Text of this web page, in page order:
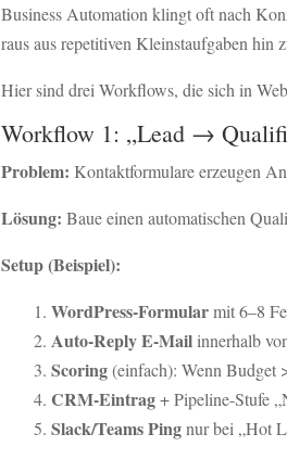
Business Automation klingt oft nach
raus aus repetitiven Kleinstaufgaben hin
Hier sind drei Workflows, die sich in
Workflow 1: „Lead →
Problem: Kontaktformulare erzeugen
Lösung: Baue einen automatischen
Setup (Beispiel):
WordPress-Formularmit 6–8
Auto-Reply E-Mail innerhalb
Scoring(einfach): Wenn Budget
CRM-Eintrag+ Pipeline-Stufe
Slack/Teams Pingnur bei „Hot